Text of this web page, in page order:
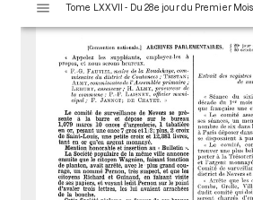
Lettre de la société populaire de Nevers
des citoyens Wagnien, Richard et Guinaud,
20 octobre 1793 [Adresse, pétition et
l’Assemblée] pp.329-330
Admission à la barre de la députation
de Nevers (Nièvre) qui présentent des dons
la séance du 20 octobre 1793 [Déroulement
Louis Joseph Charlier Gilbert Romme
Laplanche
Extrait du discours de la députation
s